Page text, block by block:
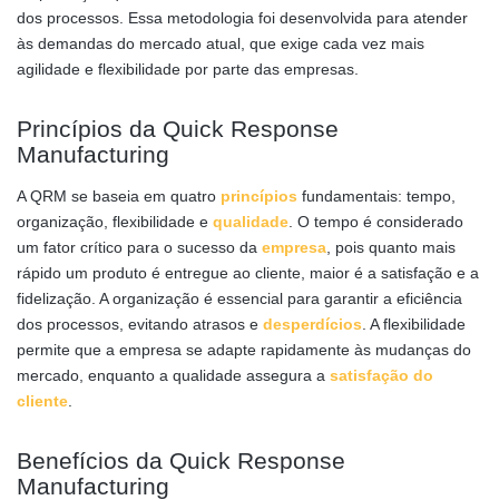
dos processos. Essa metodologia foi desenvolvida para atender
às demandas do mercado atual, que exige cada vez mais
agilidade e flexibilidade por parte das empresas.
Princípios da Quick Response
Manufacturing
A QRM se baseia em quatro princípios fundamentais: tempo,
organização, flexibilidade e qualidade . O tempo é considerado
um fator crítico para o sucesso da empresa , pois quanto mais
rápido um produto é entregue ao cliente, maior é a satisfação e a
fidelização. A organização é essencial para garantir a eficiência
dos processos, evitando atrasos e desperdícios . A flexibilidade
permite que a empresa se adapte rapidamente às mudanças do
mercado, enquanto a qualidade assegura a satisfação do
cliente
Benefícios da Quick Response
Manufacturing